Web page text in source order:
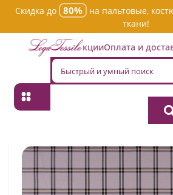
Скидка до 80%
на пальтовые,
ткани!
АкцииОплата и
Главная